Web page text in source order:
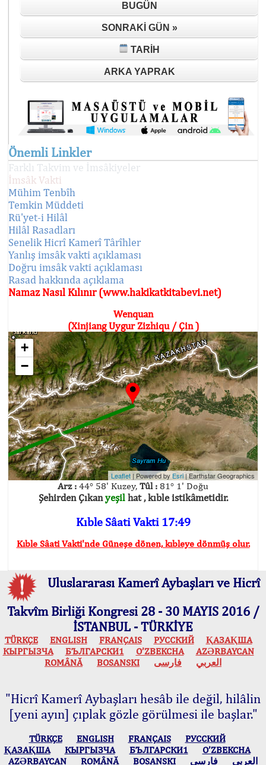
BUGÜN
SONRAKI GÜN »
TARIH
ARKA YAPRAK
Önemli Linkler
Farklı Takvim ve İmsâkiyeler
İmsâk Vakti
Mühim Tenbîh
Temkin Müddeti
Rü'yet-i Hilâl
Hilâl Rasadları
Senelik Hicrî Kamerî Târîhler
Yanlış imsâk vakti açıklaması
Doğru imsâk vakti açıklaması
Rasad hakkında açıklama
Namaz Nasıl Kılınır (www.hakikatkitabevi.net)
Wenquan
(Xinjiang Uygur Zizhiqu / Çin )
+
−
Leaflet | Powered by Esri|Earthstar Geographics
Arz : 44° 58' Kuzey, Tûl : 81° 1' Doğu
Şehirden Çıkanyeşilhat , kıble istikâmetidir.
Kıble Sâati Vakti 17:49
Kıble Sâati Vakti'nde Güneşe dönen, kıbleye dönmüş olur.
Uluslararası Kamerî Aybaşları ve Hicrî
Takvîm Birliği Kongresi 28 - 30 MAYIS 2016 /
İSTANBUL - TÜRKİYE
TÜRKÇE ENGLISH FRANÇAIS РУССКИЙ
ҚАЗАҚША
КЫPГЫЗЧA
БЪЛГАРСКИ1 O’ZBEKCHA
AZӘRBAYCAN
ROMÂNĂ
BOSANSKI العربي فارسی
"Hicrî Kamerî Aybaşları hesâb ile değil, hilâlin
[yeni ayın] çıplak gözle görülmesi ile başlar."
TÜRKÇE ENGLISH FRANÇAIS
РУССКИЙ
ҚАЗАҚША
КЫPГЫЗЧA БЪЛГАРСКИ1
O’ZBEKCHA
AZӘRBAYCAN
ROMÂNĂ BOSANSKI العربي فارسی